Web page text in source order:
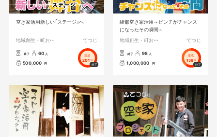
空き家活用新しい「ステージ」へ
地域創生・町おこし てつじ
終了 60 人
500,000 円
達成
204 %
綾部空き家活用～ピンチがチャンス
になったその瞬間～
地域創生・町おこし
てつじ
終了 98 人
1,000,000 円
達成
158%